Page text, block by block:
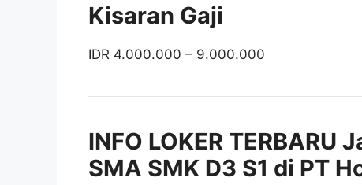
Kisaran Gaji
IDR 4.000.000 – 9.000.000
INFO LOKER TERBARU
SMA SMK D3 S1 di PT